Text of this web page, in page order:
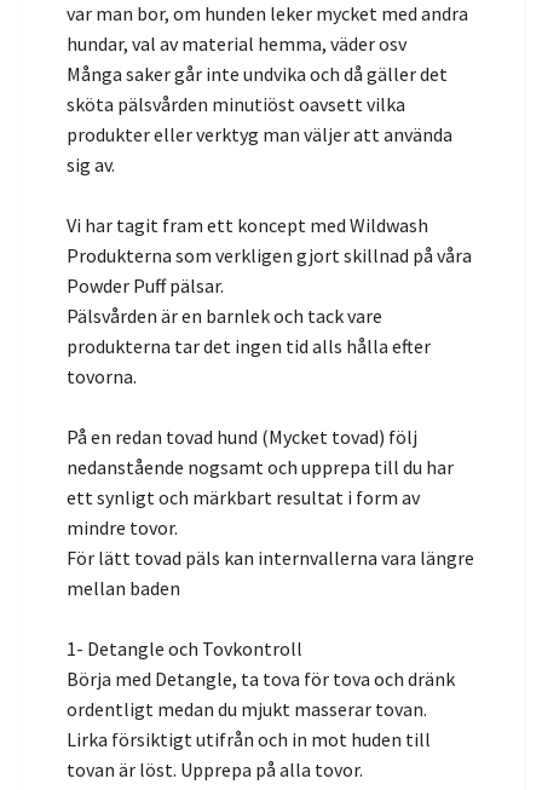
var man bor, om hunden leker mycket med andra
hundar, val av material hemma, väder osv
Många saker går inte undvika och då gäller det
sköta pälsvården minutiöst oavsett vilka
produkter eller verktyg man väljer att använda
sig av.
Vi har tagit fram ett koncept med Wildwash
Produkterna som verkligen gjort skillnad på våra
Powder Puff pälsar.
Pälsvården är en barnlek och tack vare
produkterna tar det ingen tid alls hålla efter
tovorna.
På en redan tovad hund (Mycket tovad) följ
nedanstående nogsamt och upprepa till du har
ett synligt och märkbart resultat i form av
mindre tovor.
För lätt tovad päls kan internvallerna vara längre
mellan baden
1- Detangle och Tovkontroll
Börja med Detangle, ta tova för tova och dränk
ordentligt medan du mjukt masserar tovan.
Lirka försiktigt utifrån och in mot huden till
tovan är löst. Upprepa på alla tovor.